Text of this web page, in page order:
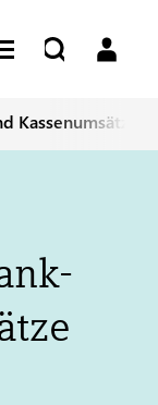
Kassenumsätze